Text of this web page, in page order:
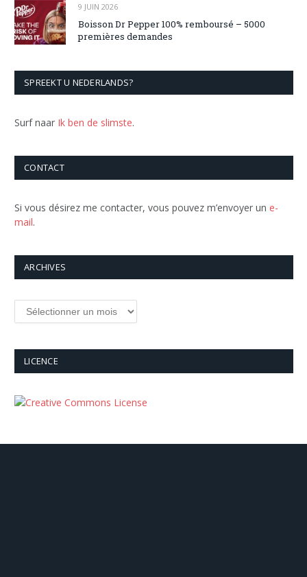
9 JUIN 2026
Boisson Dr Pepper 100% remboursé – 5000
premières demandes
SPREEKT U NEDERLANDS?
Surf naar Ik ben de slimste.
CONTACT
Si vous désirez me contacter, vous pouvez m’envoyer un e-
mail.
ARCHIVES
Archives
LICENCE